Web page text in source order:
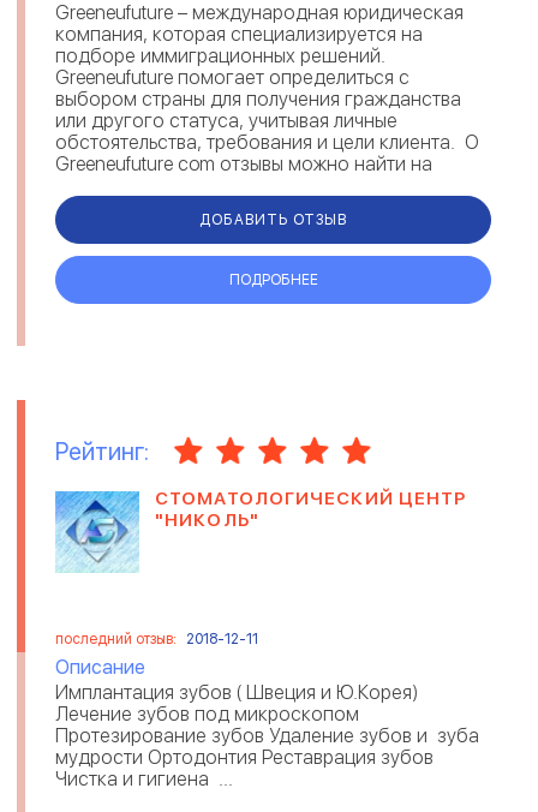
Greeneufuture – международная юридическая
компания, которая специализируется на
подборе иммиграционных решений.
Greeneufuture помогает определиться с
выбором страны для получения гражданства
или другого статуса, учитывая личные
обстоятельства, требования и цели клиента. О
Greeneufuture com отзывы можно найти на
ДОБАВИТЬ ОТЗЫВ
ПОДРОБНЕЕ
Рейтинг:
СТОМАТОЛОГИЧЕСКИЙ ЦЕНТР
"НИКОЛЬ"
последний отзыв: 2018-12-11
Описание
Имплантация зубов ( Швеция и Ю.Корея)
Лечение зубов под микроскопом
Протезирование зубов Удаление зубов и зуба
мудрости Ортодонтия Реставрация зубов
Чистка и гигиена ...